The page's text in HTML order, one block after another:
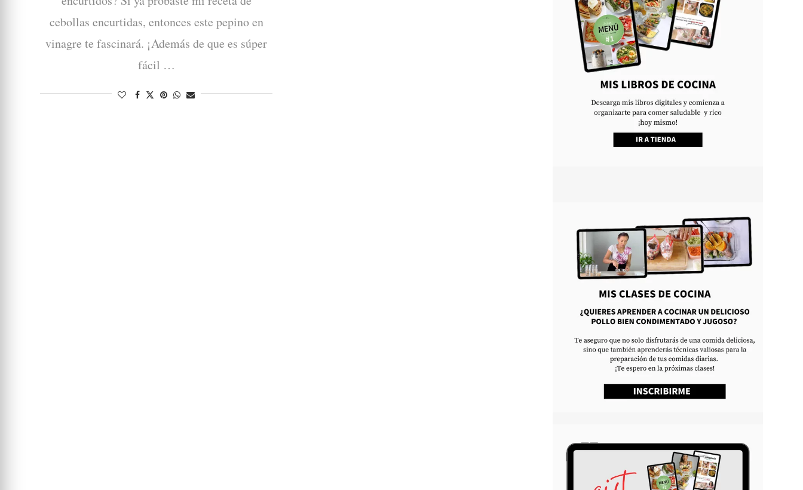
cebollas encurtidas, entonces este pepino en
vinagre te fascinará. ¡Además de que es súper
fácil …